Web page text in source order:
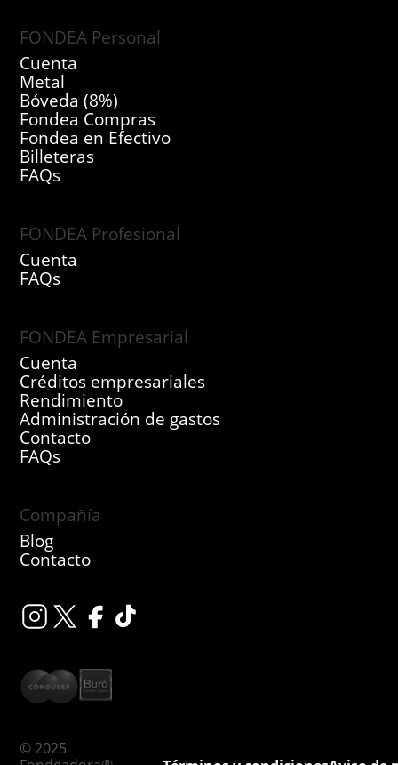
FONDEA Personal
Cuenta
Metal
Bóveda (8%)
Fondea Compras
Fondea en Efectivo
Billeteras
FAQs
FONDEA Profesional
Cuenta
FAQs
FONDEA Empresarial
Cuenta
Créditos empresariales
Rendimiento
Administración de gastos
Contacto
FAQs
Compañía
Blog
Contacto
© 2025